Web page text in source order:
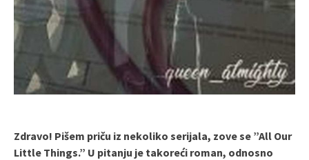
Zdravo! Pišem priču iz nekoliko serijala, zove se ”All Our
Little Things.” U pitanju je takoreći roman, odnosno